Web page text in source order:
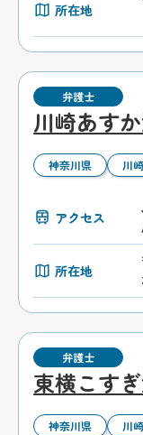
所在地
弁護士
川崎あす
神奈川県 川
アクセス
所在地
弁護士
東横こす
神奈川県 川